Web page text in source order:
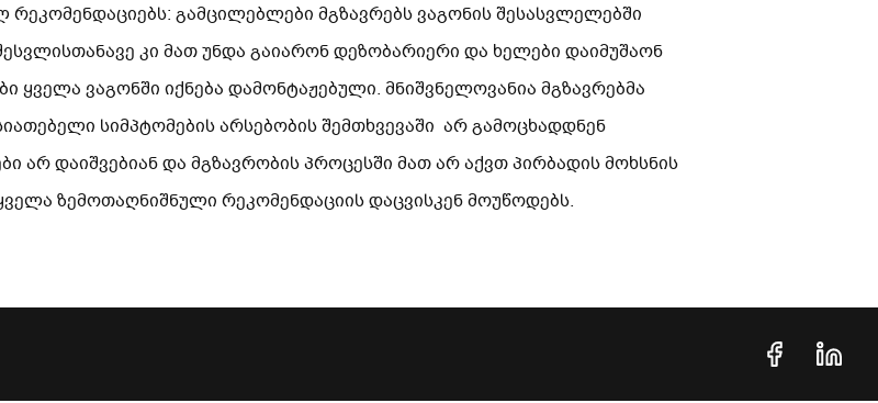
რეკომენდაციებს: გამცილებლები მგზავრებს ვაგონის შესასვლელებში
კი მათ უნდა გაიარონ დეზობარიერი და ხელები დაიმუშაონ
ყველა ვაგონში იქნება დამონტაჟებული. მნიშვნელოვანია მგზავრებმა
სიმპტომების არსებობის შემთხვევაში არ გამოცხადდნენ
არ დაიშვებიან და მგზავრობის პროცესში მათ არ აქვთ პირბადის მოხსნის
ზემოთაღნიშნული რეკომენდაციის დაცვისკენ მოუწოდებს.